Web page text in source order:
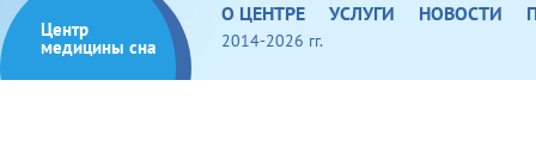
Центр
медицины сна
О ЦЕНТРЕ УСЛУГИ НОВОСТИ
2014-2026 гг.